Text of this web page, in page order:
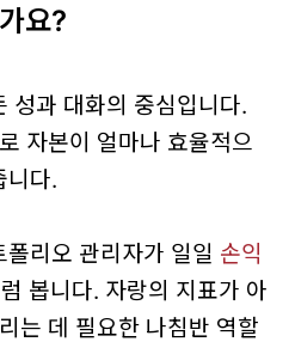
요?
성과 대화의 중심입니다.
자본이 얼마나 효율적으
니다.
리오 관리자가 일일 손익
봅니다. 자랑의 지표가 아
는 데 필요한 나침반 역할